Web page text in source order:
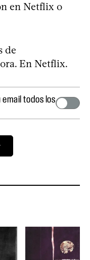
en Netflix o
de
En Netflix.
email todos los